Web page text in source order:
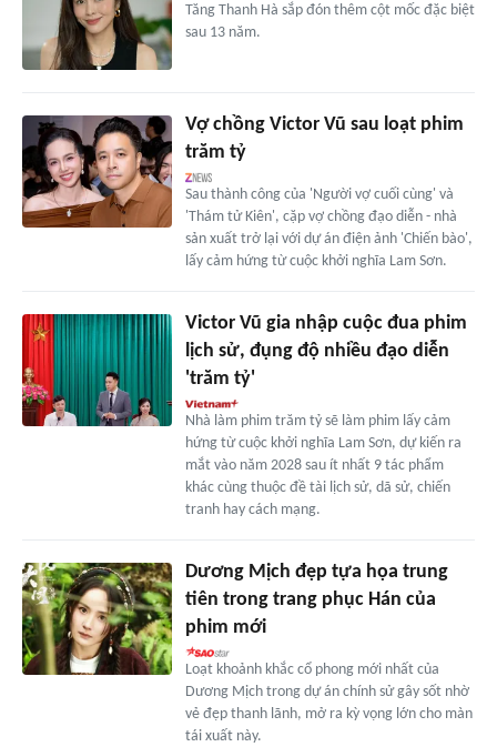
Tăng Thanh Hà sắp đón thêm cột mốc đặc biệt
sau 13 năm.
Vợ chồng Victor Vũ sau loạt phim
trăm tỷ
Sau thành công của 'Người vợ cuối cùng' và
'Thám tử Kiên', cặp vợ chồng đạo diễn - nhà
sản xuất trở lại với dự án điện ảnh 'Chiến bào',
lấy cảm hứng từ cuộc khởi nghĩa Lam Sơn.
Victor Vũ gia nhập cuộc đua phim
lịch sử, đụng độ nhiều đạo diễn
'trăm tỷ'
Nhà làm phim trăm tỷ sẽ làm phim lấy cảm
hứng từ cuộc khởi nghĩa Lam Sơn, dự kiến ra
mắt vào năm 2028 sau ít nhất 9 tác phẩm
khác cùng thuộc đề tài lịch sử, dã sử, chiến
tranh hay cách mạng.
Dương Mịch đẹp tựa họa trung
tiên trong trang phục Hán của
phim mới
Loạt khoảnh khắc cổ phong mới nhất của
Dương Mịch trong dự án chính sử gây sốt nhờ
vẻ đẹp thanh lãnh, mở ra kỳ vọng lớn cho màn
tái xuất này.